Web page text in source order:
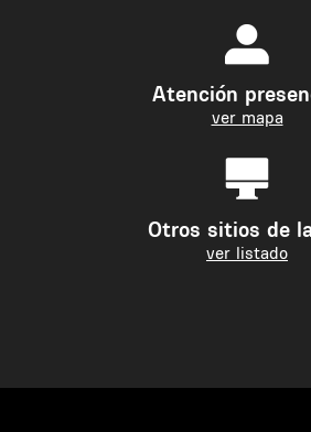
Atención
ver mapa
Otros sitios de
ver listado